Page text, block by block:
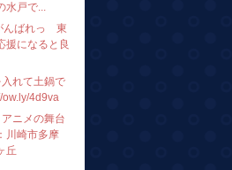
水戸で...
んばれっ 東
援になると良
れて土鍋で
ow.ly/4d9va
ニメの舞台
川崎市多摩
丘